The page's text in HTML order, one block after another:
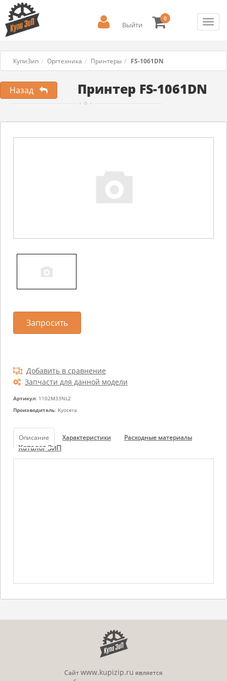
Выйти
0
КупиЗип Оргтехника Принтеры FS-1061DN
Принтер FS-1061DN
Назад
Добавить в сравнение
Запчасти для данной модели
Артикул: 1102M33NL2
Производитель: Kyocera
Запросить
Описание Характеристики Расходные материалы
Каталог ЗиП
Сайтwww.kupizip.ru является